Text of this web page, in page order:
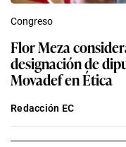
Congreso
Flor Meza
designación de
Movadef en Ética
Redacción EC